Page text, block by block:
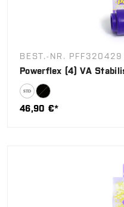
BEST.-NR. PFF320429
Powerflex (4) VA
46,90 €*